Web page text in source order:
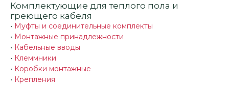
Комплектующие для теплого пола и
греющего кабеля
• Муфты и соединительные комплекты
• Монтажные принадлежности
• Кабельные вводы
• Клеммники
• Коробки монтажные
• Крепления